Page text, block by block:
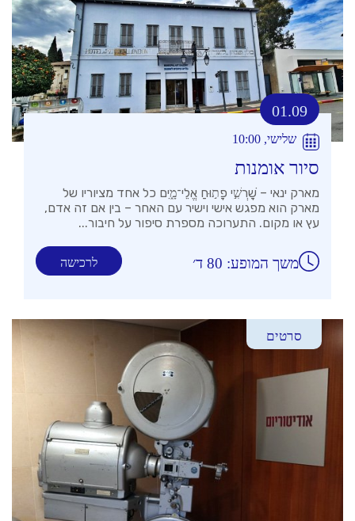
01.09
שלישי, 10:00
סיור אומנות
מארק ינאי – שׇׁרְשִׁ֣י פָת֣וּחַ אֱלֵי־מָ֑יִם כל אחד מציוריו של
מארק הוא מפגש אישי וישיר עם האחר – בין אם זה אדם,
עץ או מקום. התערוכה מספרת סיפור על חיבור...
לרכישה משך המופע: 80 ד׳
סרטים